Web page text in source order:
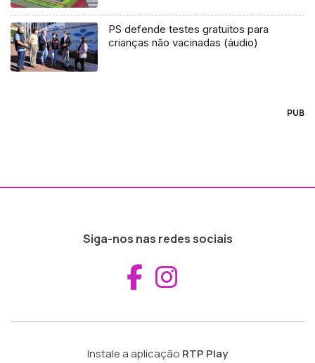
PS defende testes gratuitos para
crianças não vacinadas (áudio)
PUB
Siga-nos nas redes sociais
Aceder ao
Instale a aplicação RTP Play